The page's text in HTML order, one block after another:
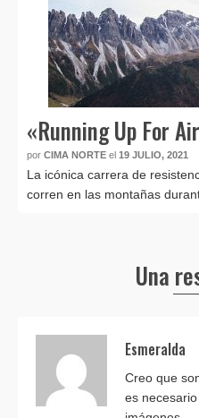
«Running Up For
por CIMA NORTE el 19 JULIO, 2021
La icónica carrera de
corren en las montañas
Una
Esmeralda
Creo que
es